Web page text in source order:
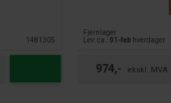
1481305
Fjernlager
Lev. ca.: 01-feb hverdager
974,-